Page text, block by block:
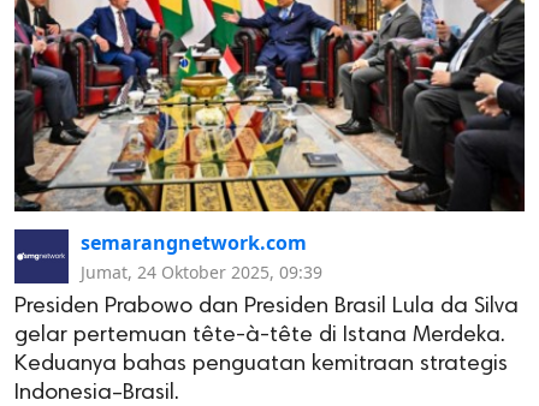
semarangnetwork.com
Jumat, 24 Oktober 2025, 09:39
Presiden Prabowo dan Presiden Brasil Lula da Silva
gelar pertemuan tête-à-tête di Istana Merdeka.
Keduanya bahas penguatan kemitraan strategis
Indonesia–Brasil.